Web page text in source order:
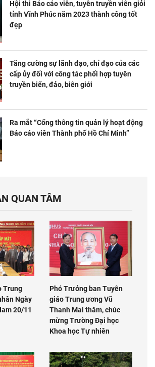
Hội thi Báo cáo viên, tuyên truyền viên giỏi
tỉnh Vĩnh Phúc năm 2023 thành công tốt
đẹp
Tăng cường sự lãnh đạo, chỉ đạo của các
cấp ủy đối với công tác phối hợp tuyên
truyền biển, đảo, biên giới
Ra mắt “Cổng thông tin quản lý hoạt động
Báo cáo viên Thành phố Hồ Chí Minh”
QUAN TÂM
Trung
Ngày
20/11
Phó Trưởng ban Tuyên
giáo Trung ương Vũ
Thanh Mai thăm, chúc
mừng Trường Đại học
Khoa học Tự nhiên